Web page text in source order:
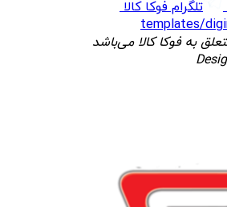
تلگرام فوکا کالا
templates/
به فوکا کالا می‌باشد